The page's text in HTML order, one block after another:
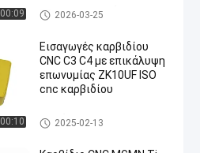
00:09
τροφοδοσίας)
Εισαρτήματα αλέσεως υψηλ
ής τροφοδοσίας
2026-03-25
00:10
Εισαγωγές καρβιδίου
CNC C3 C4 με επικάλυψη
επωνυμίας ZK10UF ISO
cnc καρβιδίου
CNC ένθετα καρβιδίου
2025-02-13